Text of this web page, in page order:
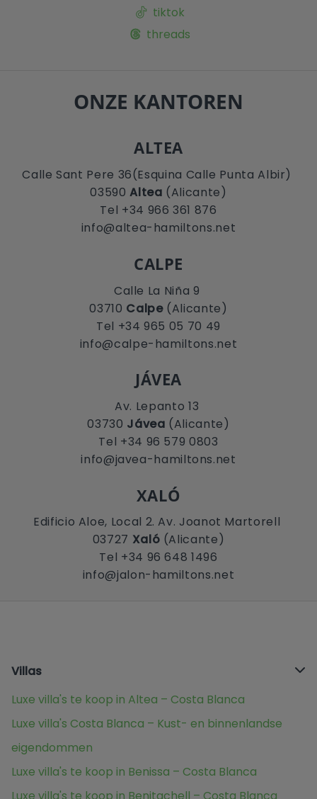
tiktok
threads
ONZE KANTOREN
ALTEA
Calle Sant Pere 36(Esquina Calle Punta Albir)
03590Altea (Alicante)
Tel +34 966 361 876
info@altea-hamiltons.net
CALPE
Calle La Niña 9
03710 Calpe(Alicante)
Tel +34 965 05 70 49
info@calpe-hamiltons.net
JÁVEA
Av. Lepanto 13
03730 Jávea (Alicante)
Tel +34 96 579 0803
info@javea-hamiltons.net
XALÓ
Edificio Aloe, Local 2. Av. Joanot Martorell
03727 Xaló (Alicante)
Tel +34 96 648 1496
info@jalon-hamiltons.net
Villas
Luxe villa's te koop in Altea – Costa Blanca
Luxe villa's Costa Blanca – Kust- en binnenlandse
eigendommen
Luxe villa's te koop in Benissa – Costa Blanca